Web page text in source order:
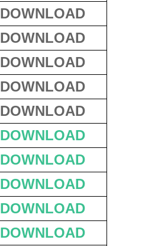
DOWNLOAD
DOWNLOAD
DOWNLOAD
DOWNLOAD
DOWNLOAD
DOWNLOAD
DOWNLOAD
DOWNLOAD
DOWNLOAD
DOWNLOAD